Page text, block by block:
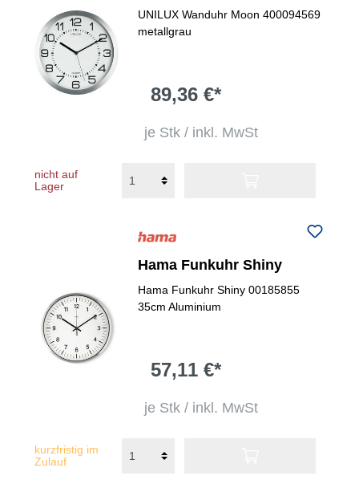
UNILUX Wanduhr Moon 400094569
metallgrau
89,36 €*
je Stk / inkl. MwSt
nicht auf
Lager
Hama Funkuhr Shiny
Hama Funkuhr Shiny 00185855
35cm Aluminium
57,11 €*
je Stk / inkl. MwSt
kurzfristig im
Zulauf